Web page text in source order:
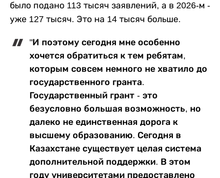
было подано 113 тысяч заявлений, а в 2026-м -
уже 127 тысяч. Это на 14 тысяч больше.
"И поэтому сегодня мне особенно
хочется обратиться к тем ребятам,
которым совсем немного не хватило до
государственного гранта.
Государственный грант - это
безусловно большая возможность, но
далеко не единственная дорога к
высшему образованию. Сегодня в
Казахстане существует целая система
дополнительной поддержки. В этом
году университетами предоставлено